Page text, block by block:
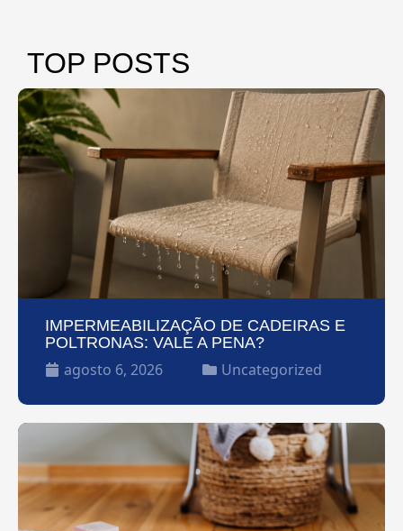
TOP POSTS
IMPERMEABILIZAÇÃO DE CADEIRAS E
POLTRONAS: VALE A PENA?
agosto 6, 2026 Uncategorized